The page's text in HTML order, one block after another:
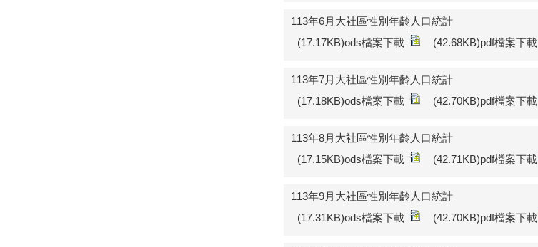
113年6月大社區性別年齡人口統計
(17.17KB)ods檔案下載
(42.68KB)pdf檔案下載
113年7月大社區性別年齡人口統計
(17.18KB)ods檔案下載
(42.70KB)pdf檔案下載
113年8月大社區性別年齡人口統計
(17.15KB)ods檔案下載
(42.71KB)pdf檔案下載
113年9月大社區性別年齡人口統計
(17.31KB)ods檔案下載
(42.70KB)pdf檔案下載